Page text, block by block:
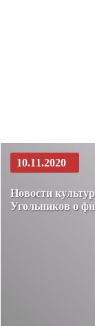
10.11.2020
Новости
Угольников о